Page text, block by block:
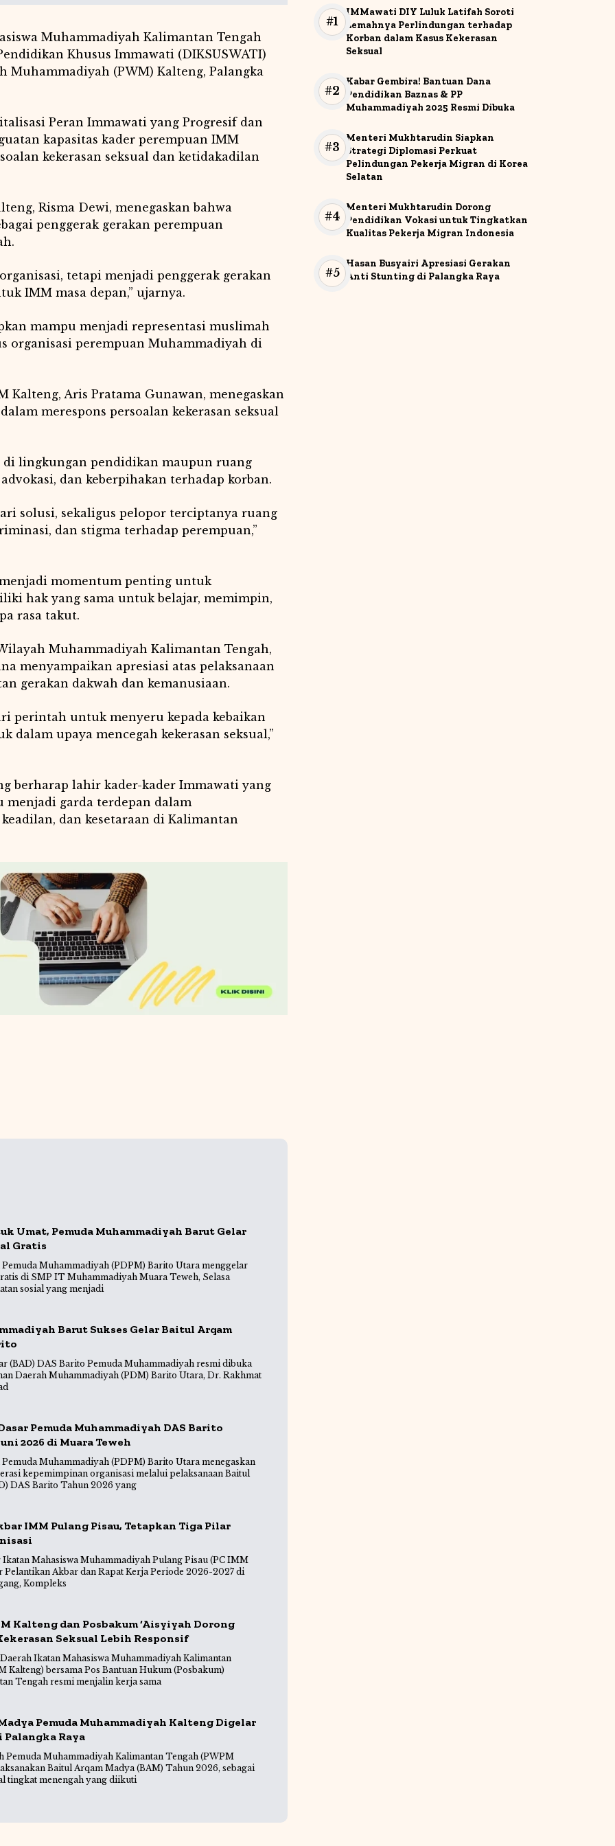
Muhammadiyah Kalimantan Tengah
Khusus Immawati (DIKSUSWATI)
Muhammadiyah (PWM) Kalteng, Palangka
Peran Immawati yang Progresif dan
kapasitas kader perempuan IMM
kekerasan seksual dan ketidakadilan
Risma Dewi, menegaskan bahwa
penggerak gerakan perempuan
tetapi menjadi penggerak gerakan
IMM masa depan,” ujarnya.
mampu menjadi representasi muslimah
organisasi perempuan Muhammadiyah di
Kalteng, Aris Pratama Gunawan, menegaskan
merespons persoalan kekerasan seksual
di lingkungan pendidikan maupun ruang
dan keberpihakan terhadap korban.
solusi, sekaligus pelopor terciptanya ruang
dan stigma terhadap perempuan,”
momentum penting untuk
hak yang sama untuk belajar, memimpin,
rasa takut.
Muhammadiyah Kalimantan Tengah,
menyampaikan apresiasi atas pelaksanaan
gerakan dakwah dan kemanusiaan.
perintah untuk menyeru kepada kebaikan
dalam upaya mencegah kekerasan seksual,”
berharap lahir kader-kader Immawati yang
menjadi garda terdepan dalam
dan kesetaraan di Kalimantan
Umat, Pemuda Muhammadiyah Barut Gelar
Gratis
Muhammadiyah (PDPM) Barito Utara menggelar
di SMP IT Muhammadiyah Muara Teweh, Selasa
sosial yang menjadi
Barut Sukses Gelar Baitul Arqam
(BAD) DAS Barito Pemuda Muhammadiyah resmi dibuka
Daerah Muhammadiyah (PDM) Barito Utara, Dr. Rakhmat
Pemuda Muhammadiyah DAS Barito
2026 di Muara Teweh
Muhammadiyah (PDPM) Barito Utara menegaskan
kepemimpinan organisasi melalui pelaksanaan Baitul
DAS Barito Tahun 2026 yang
IMM Pulang Pisau, Tetapkan Tiga Pilar
Mahasiswa Muhammadiyah Pulang Pisau (PC IMM
Pelantikan Akbar dan Rapat Kerja Periode 2026-2027 di
Kompleks
Kalteng dan Posbakum ‘Aisyiyah Dorong
Seksual Lebih Responsif
Ikatan Mahasiswa Muhammadiyah Kalimantan
Kalteng) bersama Pos Bantuan Hukum (Posbakum)
Tengah resmi menjalin kerja sama
Pemuda Muhammadiyah Kalteng Digelar
Palangka Raya
Pemuda Muhammadiyah Kalimantan Tengah (PWPM
Baitul Arqam Madya (BAM) Tahun 2026, sebagai
tingkat menengah yang diikuti
IMMawati DIY Luluk Latifah Soroti
Lemahnya Perlindungan terhadap
Korban dalam Kasus Kekerasan
Seksual
Kabar Gembira! Bantuan Dana
Pendidikan Baznas & PP
Muhammadiyah 2025 Resmi Dibuka
Menteri Mukhtarudin Siapkan
Strategi Diplomasi Perkuat
Pelindungan Pekerja Migran di Korea
Selatan
Menteri Mukhtarudin Dorong
Pendidikan Vokasi untuk Tingkatkan
Kualitas Pekerja Migran Indonesia
Hasan Busyairi Apresiasi Gerakan
Anti Stunting di Palangka Raya